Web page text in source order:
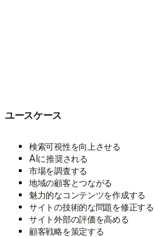
ユースケース
検索可視性を向上させる
AIに推奨される
市場を調査する
地域の顧客とつながる
魅力的なコンテンツを作成する
サイトの技術的な問題を修正する
サイト外部の評価を高める
顧客戦略を策定する